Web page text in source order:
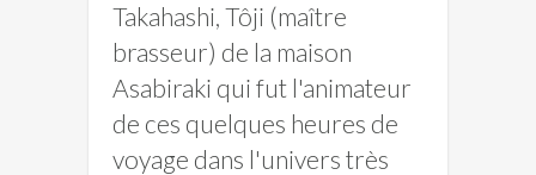
Takahashi, Tôji (maître
brasseur) de la maison
Asabiraki qui fut l'animateur
de ces quelques heures de
voyage dans l'univers très